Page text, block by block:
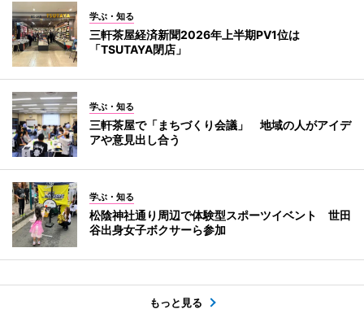
学ぶ・知る
三軒茶屋経済新聞2026年上半期PV1位は
「TSUTAYA閉店」
学ぶ・知る
三軒茶屋で「まちづくり会議」 地域の人がアイデ
アや意見出し合う
学ぶ・知る
松陰神社通り周辺で体験型スポーツイベント 世田
谷出身女子ボクサーら参加
もっと見る